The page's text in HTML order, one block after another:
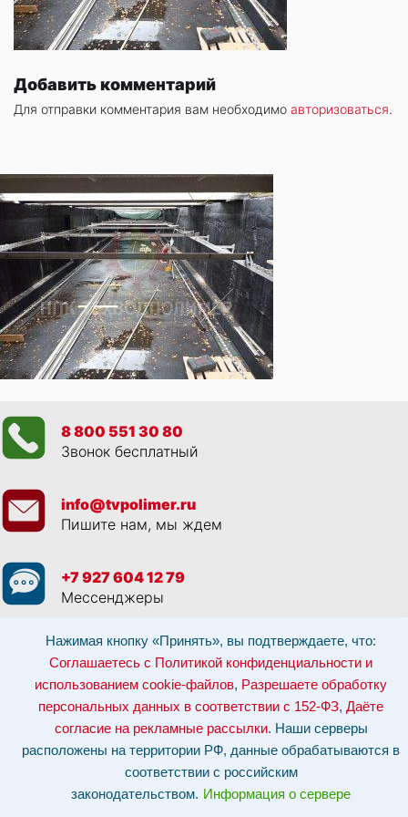
Нажимая кнопку «Принять», вы подтверждаете, что:
Соглашаетесь с Политикой конфиденциальности и
использованием cookie-файлов, Разрешаете обработку
персональных данных в соответствии с 152-ФЗ, Даёте
согласие на рекламные рассылки. Наши серверы
расположены на территории РФ, данные обрабатываются в
соответствии с российским
законодательством. Информация о сервере
Добавить комментарий
Для отправки комментария вам необходимо авторизоваться.
8 800 551 30 80
Звонок бесплатный
info@tvpolimer.ru
Пишите нам, мы ждем
+7 927 604 12 79
Мессенджеры
Просматривая данный веб сайт, и обращаясь к нам, вы:Соглашаетесь с
Политикой конфиденциальности и использованием cookie-файлов,
Разрешаете обработку персональных данных в соответствии с 152-ФЗ
Даёте согласие на рекламные рассылки.
Отозвать согласие на обработку персональных данных: по эл-почте:
info@tvpolimer.ru| по телефону8 800 551 30 80
соответствии с российским законодательством.Информация о сервере и
Сайт носит исключительно информационный характер и не является